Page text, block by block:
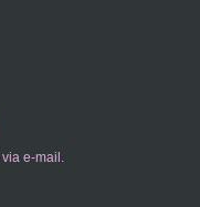
via e-mail.